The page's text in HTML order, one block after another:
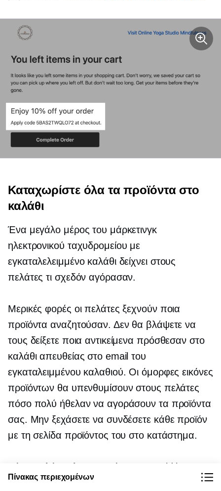
Καταχωρίστε όλα τα προϊόντα στο
καλάθι
Ένα μεγάλο μέρος του μάρκετινγκ
ηλεκτρονικού ταχυδρομείου με
εγκαταλελειμμένο καλάθι δείχνει στους
πελάτες τι σχεδόν αγόρασαν.
Μερικές φορές οι πελάτες ξεχνούν ποια
προϊόντα αναζητούσαν. Δεν θα βλάψετε να
τους δείξετε ποια αντικείμενα πρόσθεσαν στο
καλάθι απευθείας στο email του
εγκαταλειμμένου καλαθιού. Οι όμορφες εικόνες
προϊόντων θα υπενθυμίσουν στους πελάτες
πόσο πολύ ήθελαν να αγοράσουν τα προϊόντα
σας. Μην ξεχάσετε να συνδέσετε κάθε προϊόν
με τη σελίδα προϊόντος του στο κατάστημα.
Εάν πουλάτε ηλεκτρονικά με το Ecwid by
Lightspeed, τα email που έχουν εγκαταλειφθεί
Πίνακας περιεχομένων